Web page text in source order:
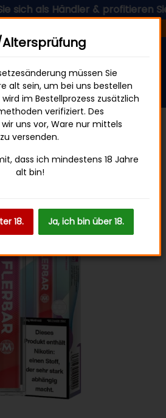
als Händler & profitieren Sie
müssen Sie
alt sein, um bei uns bestellen
im Bestellprozess zusätzlich
verifiziert. Des
uns vor, Ware nur mittels
versenden.
dass ich mindestens 18 Jahre
alt bin!
18. Ja, ich bin über 18.